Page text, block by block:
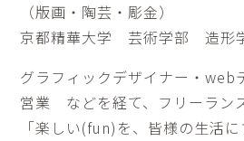
（版画・陶芸・彫金）
京都精華大学 芸術学部 造形
グラフィックデザイナー・web
営業 などを経て、フリーラン
「楽しい(fun)を、皆様の生活